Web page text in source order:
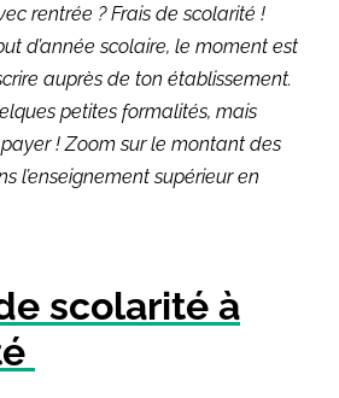
rentrée ? Frais de scolarité !
d’année scolaire, le moment est
auprès de ton établissement.
petites formalités, mais
! Zoom sur le montant des
l’enseignement supérieur en
scolarité à